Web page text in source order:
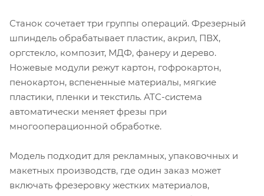
Станок сочетает три группы операций. Фрезерный
шпиндель обрабатывает пластик, акрил, ПВХ,
оргстекло, композит, МДФ, фанеру и дерево.
Ножевые модули режут картон, гофрокартон,
пенокартон, вспененные материалы, мягкие
пластики, пленки и текстиль. ATC-система
автоматически меняет фрезы при
многооперационной обработке.
Модель подходит для рекламных, упаковочных и
макетных производств, где один заказ может
включать фрезеровку жестких материалов,